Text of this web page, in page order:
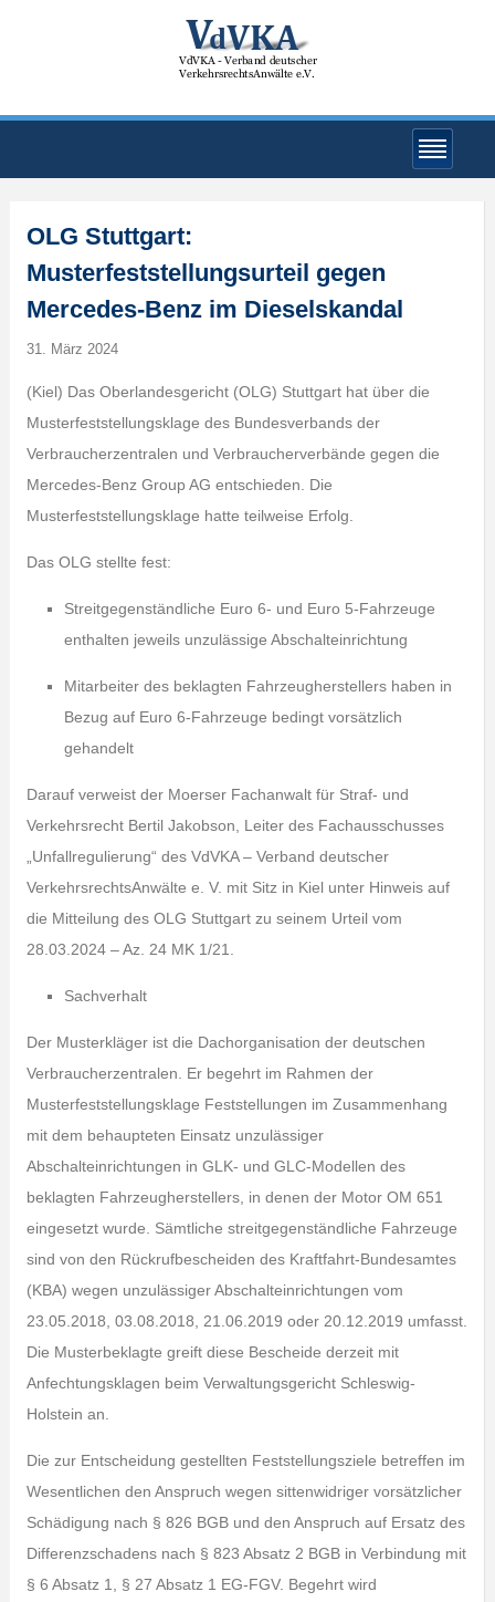
OLG Stuttgart:
Musterfeststellungsurteil gegen
Mercedes-Benz im Dieselskandal
31. März 2024
(Kiel) Das Oberlandesgericht (OLG) Stuttgart hat über die
Musterfeststellungsklage des Bundesverbands der
Verbraucherzentralen und Verbraucherverbände gegen die
Mercedes-Benz Group AG entschieden. Die
Musterfeststellungsklage hatte teilweise Erfolg.
Das OLG stellte fest:
Streitgegenständliche Euro 6- und Euro 5-Fahrzeuge
enthalten jeweils unzulässige Abschalteinrichtung
Mitarbeiter des beklagten Fahrzeugherstellers haben in
Bezug auf Euro 6-Fahrzeuge bedingt vorsätzlich
gehandelt
Darauf verweist der Moerser Fachanwalt für Straf- und
Verkehrsrecht Bertil Jakobson, Leiter des Fachausschusses
„Unfallregulierung“ des VdVKA – Verband deutscher
VerkehrsrechtsAnwälte e. V. mit Sitz in Kiel unter Hinweis auf
die Mitteilung des OLG Stuttgart zu seinem Urteil vom
28.03.2024 – Az. 24 MK 1/21.
Sachverhalt
Der Musterkläger ist die Dachorganisation der deutschen
Verbraucherzentralen. Er begehrt im Rahmen der
Musterfeststellungsklage Feststellungen im Zusammenhang
mit dem behaupteten Einsatz unzulässiger
Abschalteinrichtungen in GLK- und GLC-Modellen des
beklagten Fahrzeugherstellers, in denen der Motor OM 651
eingesetzt wurde. Sämtliche streitgegenständliche Fahrzeuge
sind von den Rückrufbescheiden des Kraftfahrt-Bundesamtes
(KBA) wegen unzulässiger Abschalteinrichtungen vom
23.05.2018, 03.08.2018, 21.06.2019 oder 20.12.2019 umfasst.
Die Musterbeklagte greift diese Bescheide derzeit mit
Anfechtungsklagen beim Verwaltungsgericht Schleswig-
Holstein an.
Die zur Entscheidung gestellten Feststellungsziele betreffen im
Wesentlichen den Anspruch wegen sittenwidriger vorsätzlicher
Schädigung nach § 826 BGB und den Anspruch auf Ersatz des
Differenzschadens nach § 823 Absatz 2 BGB in Verbindung mit
§ 6 Absatz 1, § 27 Absatz 1 EG-FGV. Begehrt wird